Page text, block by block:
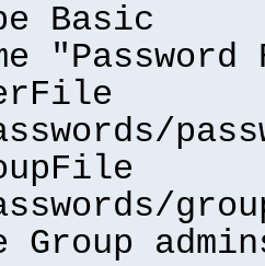
Basic
Group